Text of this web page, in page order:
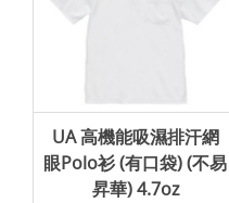
UA 高機能吸濕排汗網
眼Polo衫 (有口袋) (不易
昇華) 4.7oz